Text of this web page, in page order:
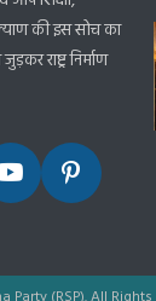
की इस सोच का
राष्ट्र निर्माण